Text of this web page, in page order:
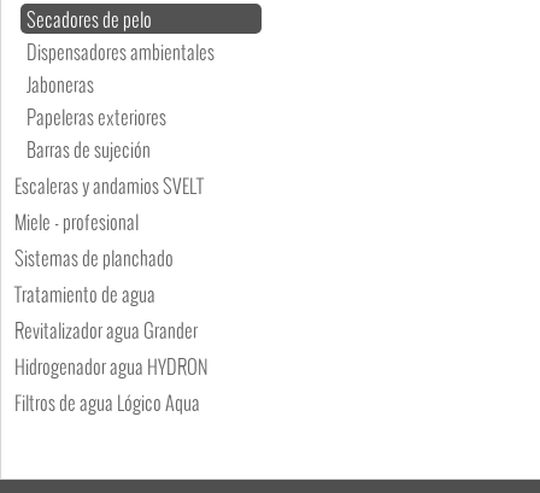
Secadores de pelo
Dispensadores ambientales
Jaboneras
Papeleras exteriores
Barras de sujeción
Escaleras y andamios SVELT
Miele - profesional
Sistemas de planchado
Tratamiento de agua
Revitalizador agua Grander
Hidrogenador agua HYDRON
Filtros de agua Lógico Aqua